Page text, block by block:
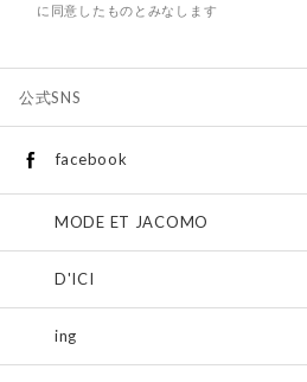
に同意したものとみなします
公式SNS
facebook
MODE ET JACOMO
D'ICI
ing